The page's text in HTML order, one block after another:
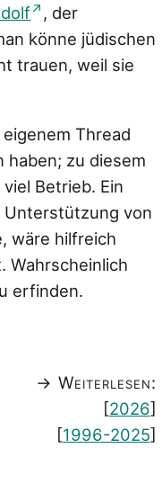
, der
könne jüdischen
trauen, weil sie
Thread
haben; zu diesem
Betrieb. Ein
Unterstützung von
wäre hilfreich
Wahrscheinlich
erfinden.
→ Weiterlesen:
[2026]
[1996-2025]